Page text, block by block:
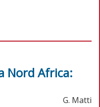
Nord Africa:
G. Matti